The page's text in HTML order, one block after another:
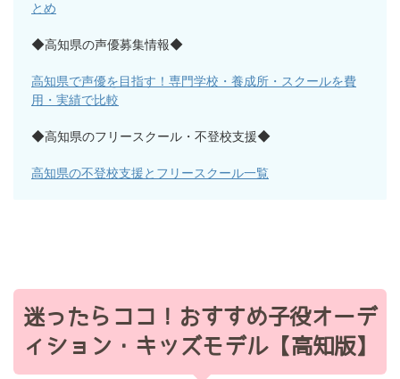
とめ
◆高知県の声優募集情報◆
高知県で声優を目指す！専門学校・養成所・スクールを費
用・実績で比較
◆高知県のフリースクール・不登校支援◆
高知県の不登校支援とフリースクール一覧
迷ったらココ！おすすめ子役オーデ
ィション・キッズモデル【高知版】